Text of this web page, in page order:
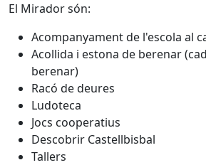
El Mirador són:
Acompanyament de l'escola al
Acollida i estona de berenar
berenar)
Racó de deures
Ludoteca
Jocs cooperatius
Descobrir Castellbisbal
Tallers